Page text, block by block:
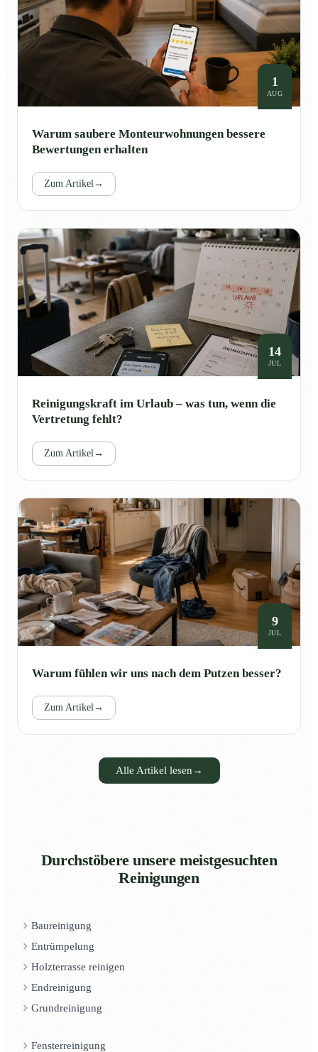
1
AUG
Warum saubere Monteurwohnungen bessere
Bewertungen erhalten
Zum Artikel →
14
JUL
Reinigungskraft im Urlaub – was tun, wenn die
Vertretung fehlt?
Zum Artikel →
9
JUL
Warum fühlen wir uns nach dem Putzen besser?
Zum Artikel →
Alle Artikel lesen →
Durchstöbere unsere meistgesuchten
Reinigungen
Baureinigung
Entrümpelung
Holzterrasse reinigen
Endreinigung
Grundreinigung
Fensterreinigung